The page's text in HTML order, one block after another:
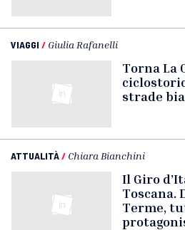
VIAGGI / Giulia Rafanelli
Torna La
strade
ATTUALITÀ/ Chiara Bianchini
Il Giro
Toscana.
Terme,